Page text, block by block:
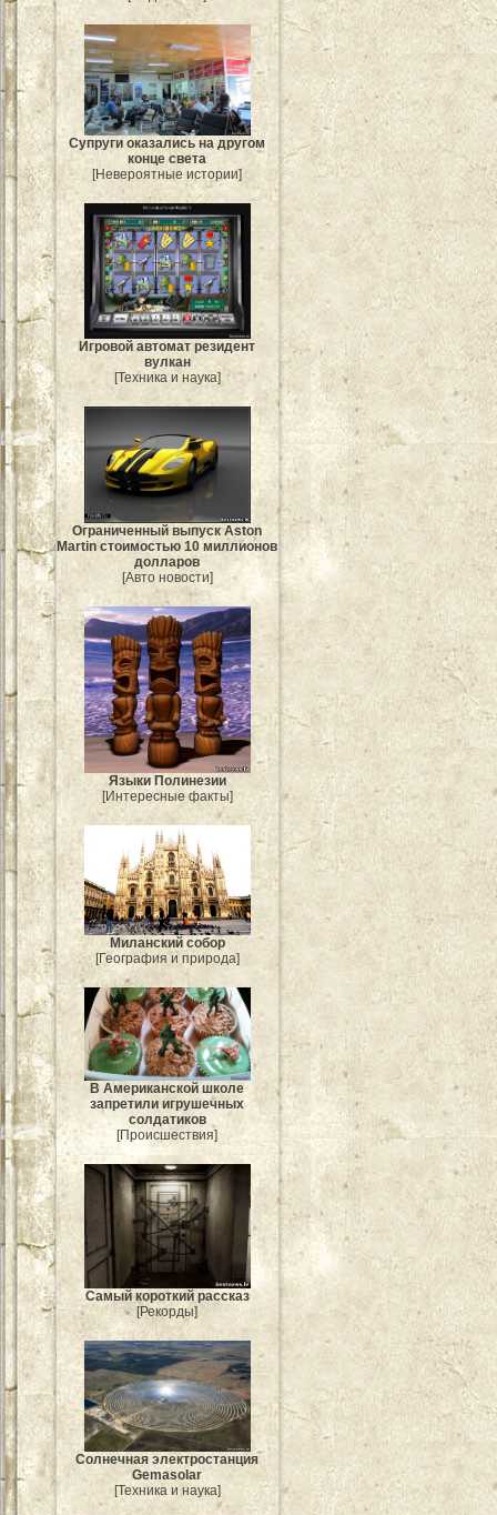
Супруги оказались на другом
конце света
[Невероятные истории]
Игровой автомат резидент
вулкан
[Техника и наука]
Ограниченный выпуск Aston
Martin стоимостью 10 миллионов
долларов
[Авто новости]
Языки Полинезии
[Интересные факты]
Миланский собор
[География и природа]
В Американской школе
запретили игрушечных
солдатиков
[Происшествия]
Самый короткий рассказ
[Рекорды]
Солнечная электростанция
Gemasolar
[Техника и наука]